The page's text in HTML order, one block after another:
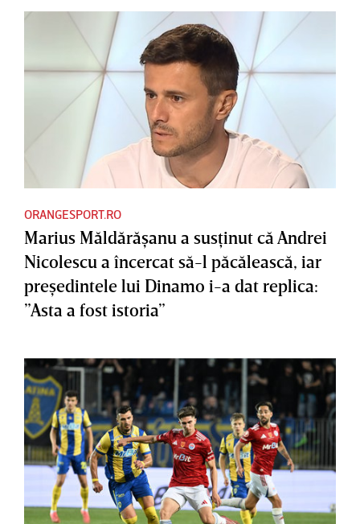
ORANGESPORT.RO
Marius Măldărăşanu a susţinut că Andrei
Nicolescu a încercat să-l păcălească, iar
preşedintele lui Dinamo i-a dat replica:
”Asta a fost istoria”